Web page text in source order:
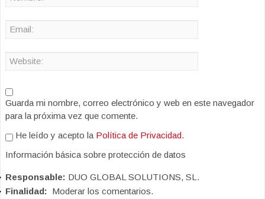
Guarda mi nombre, correo electrónico y web en este navegador
para la próxima vez que comente.
He leído y acepto la Política de Privacidad.
Información básica sobre protección de datos
Responsable: DUO GLOBAL SOLUTIONS, SL.
Finalidad: Moderar los comentarios.